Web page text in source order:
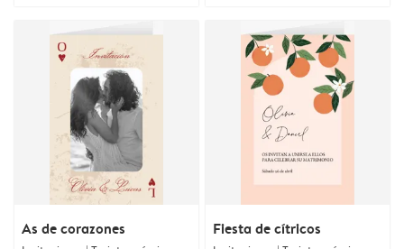
As de corazones Fiesta de cítricos